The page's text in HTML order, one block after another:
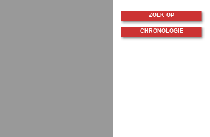
ZOEK OP
CHRONOLOGIE